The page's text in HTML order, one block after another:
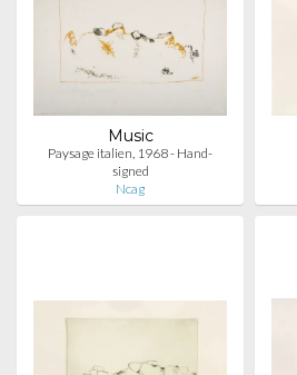
Music
Paysage italien, 1968 - Hand-
signed
Ncag